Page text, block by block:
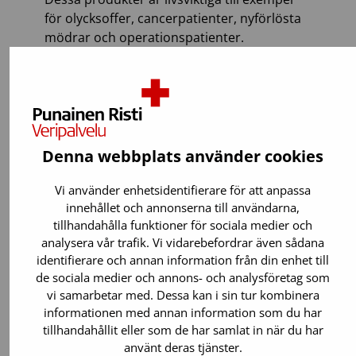
Denna webbplats använder cookies
Vi använder enhetsidentifierare för att anpassa
innehållet och annonserna till användarna,
tillhandahålla funktioner för sociala medier och
analysera vår trafik. Vi vidarebefordrar även sådana
identifierare och annan information från din enhet till
de sociala medier och annons- och analysföretag som
vi samarbetar med. Dessa kan i sin tur kombinera
informationen med annan information som du har
tillhandahållit eller som de har samlat in när du har
använt deras tjänster.
för olycksoffer, cancerpatienter, nyförlösta
mödrar och operationspatienter.
Du kan ge blod om: